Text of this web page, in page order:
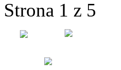
Strona 1 z 5